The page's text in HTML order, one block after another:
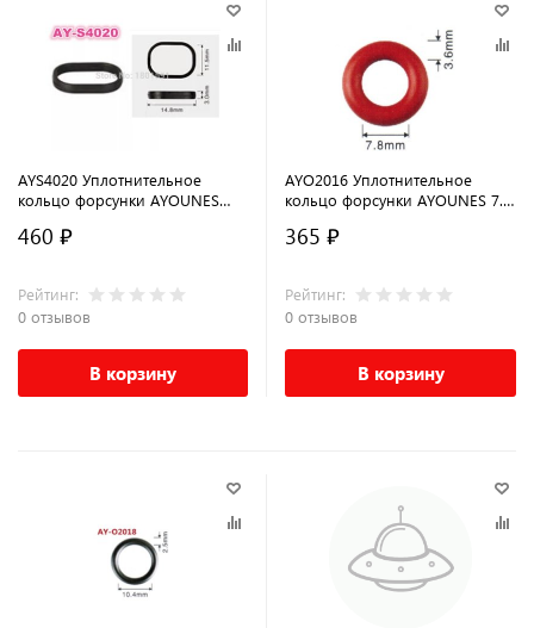
AYS4020 Уплотнительное
кольцо форсунки AYOUNES
460 ₽
Рейтинг:
0 отзывов
В корзину
AYO2016 Уплотнительное
кольцо форсунки AYOUNES 7.8
365 ₽
Рейтинг:
0 отзывов
В корзину